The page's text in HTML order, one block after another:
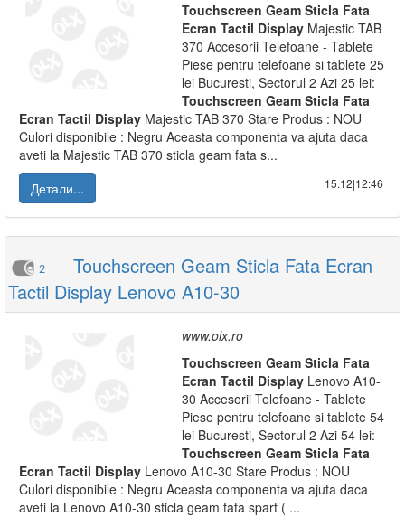
Touchscreen Geam Sticla Fata
Ecran Tactil Display Majestic TAB
370 Accesorii Telefoane - Tablete
Piese pentru telefoane si tablete 25
lei Bucuresti, Sectorul 2 Azi 25 lei:
Touchscreen Geam Sticla Fata
Ecran Tactil Display Majestic TAB 370 Stare Produs : NOU
Culori disponibile : Negru Aceasta componenta va ajuta daca
aveti la Majestic TAB 370 sticla geam fata s...
Детали...
15.12|12:46
2
Touchscreen Geam Sticla Fata Ecran
Tactil Display Lenovo A10-30
www.olx.ro
Touchscreen Geam Sticla Fata
Ecran Tactil Display Lenovo A10-
30 Accesorii Telefoane - Tablete
Piese pentru telefoane si tablete 54
lei Bucuresti, Sectorul 2 Azi 54 lei:
Touchscreen Geam Sticla Fata
Ecran Tactil Display Lenovo A10-30 Stare Produs : NOU
Culori disponibile : Negru Aceasta componenta va ajuta daca
aveti la Lenovo A10-30 sticla geam fata spart ( ...